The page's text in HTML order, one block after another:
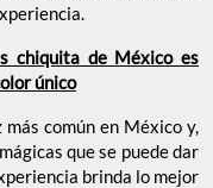
chiquita de México es
único
común en México y,
que se puede dar
brinda lo mejor